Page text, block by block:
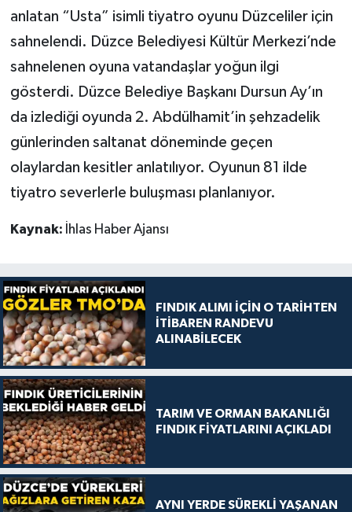
anlatan “Usta” isimli tiyatro oyunu Düzceliler için
sahnelendi. Düzce Belediyesi Kültür Merkezi’nde
sahnelenen oyuna vatandaşlar yoğun ilgi
gösterdi. Düzce Belediye Başkanı Dursun Ay’ın
da izlediği oyunda 2. Abdülhamit’in şehzadelik
günlerinden saltanat döneminde geçen
olaylardan kesitler anlatılıyor. Oyunun 81 ilde
tiyatro severlerle buluşması planlanıyor.
Kaynak: İhlas Haber Ajansı
FINDIK ALIMI İÇİN O TARİHTEN
İTİBAREN RANDEVU
ALINABİLECEK
TARIM VE ORMAN BAKANLIĞI
FINDIK FİYATLARINI AÇIKLADI
AYNI YERDE SÜREKLİ YAŞANAN